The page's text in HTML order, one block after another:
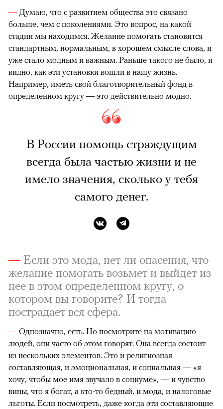
— Думаю, что с развитием общества это связано
больше, чем с поколениями. Это вопрос, на какой
стадии мы находимся. Желание помогать становится
стандартным, нормальным, в хорошем смысле слова, и
уже стало модным и важным. Раньше такого не было, и
видно, как эти установки вошли в нашу жизнь.
Например, иметь свой благотворительный фонд в
определенном кругу — это действительно модно.
В России помощь страждущим
всегда была частью жизни и не
имело значения, сколько у тебя
самого денег.
—Если это мода, нет ли опасения, что
желание помогать возьмет и выйдет из
нее в этом определенном кругу, о
котором вы говорите? И тогда
пострадает вся сфера.
— Однозначно, есть. Но посмотрите на мотивацию
людей, они часто об этом говорят. Она всегда состоит
из нескольких элементов. Это и религиозная
составляющая, и эмоциональная, и социальная — «я
хочу, чтобы мое имя звучало в социуме», — и чувство
вины, что я богат, а кто-то бедный, и мода, и налоговые
льготы. Если посмотреть, даже когда эти составляющие